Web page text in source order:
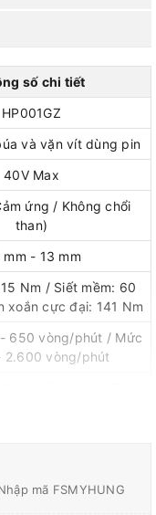
số chi tiết
HP001GZ
và vặn vít dùng pin
40V Max
ứng / Không chổi
than)
mm - 13 mm
Nm / Siết mềm: 60
xoắn cực đại: 141 Nm
650 vòng/phút / Mức
2.600 vòng/phút
gạch: 20 mm
mã FSMYHUNG